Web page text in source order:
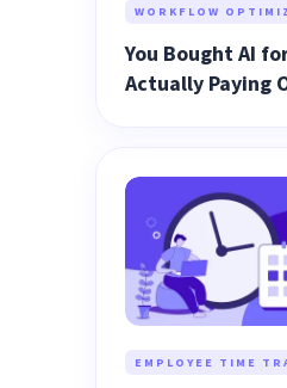
WORKFLOW
You Bought AI
Actually Paying
EMPLOYEE TIME